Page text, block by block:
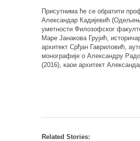
Присутнима ће се обратити
Александар Кадијевић
уметности Филозофског
Маре Јанакова Грујић,
архитект Срђан Гавриловић,
монографије о Александру
(2016), каои архитект
Related Stories: